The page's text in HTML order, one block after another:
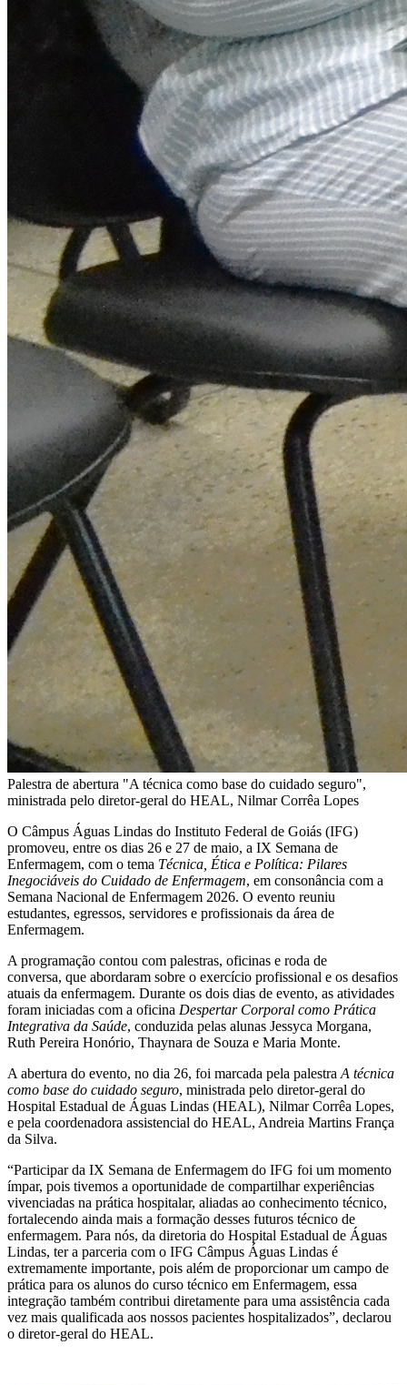
Palestra de abertura "A técnica como base do cuidado seguro",
ministrada pelo diretor-geral do HEAL, Nilmar Corrêa Lopes
O Câmpus Águas Lindas do Instituto Federal de Goiás (IFG)
promoveu, entre os dias 26 e 27 de maio, a IX Semana de
Enfermagem, com o tema Técnica, Ética e Política: Pilares
Inegociáveis do Cuidado de Enfermagem, em consonância com a
Semana Nacional de Enfermagem 2026. O evento reuniu
estudantes, egressos, servidores e profissionais da área de
Enfermagem.
A programação contou com palestras, oficinas e roda de
conversa, que abordaram sobre o exercício profissional e os desafios
atuais da enfermagem. Durante os dois dias de evento, as atividades
foram iniciadas com a oficina Despertar Corporal como Prática
Integrativa da Saúde, conduzida pelas alunas Jessyca Morgana,
Ruth Pereira Honório, Thaynara de Souza e Maria Monte.
A abertura do evento, no dia 26, foi marcada pela palestra A técnica
como base do cuidado seguro, ministrada pelo diretor-geral do
Hospital Estadual de Águas Lindas (HEAL), Nilmar Corrêa Lopes,
e pela coordenadora assistencial do HEAL, Andreia Martins França
da Silva.
“Participar da IX Semana de Enfermagem do IFG foi um momento
ímpar, pois tivemos a oportunidade de compartilhar experiências
vivenciadas na prática hospitalar, aliadas ao conhecimento técnico,
fortalecendo ainda mais a formação desses futuros técnico de
enfermagem. Para nós, da diretoria do Hospital Estadual de Águas
Lindas, ter a parceria com o IFG Câmpus Águas Lindas é
extremamente importante, pois além de proporcionar um campo de
prática para os alunos do curso técnico em Enfermagem, essa
integração também contribui diretamente para uma assistência cada
vez mais qualificada aos nossos pacientes hospitalizados”, declarou
o diretor-geral do HEAL.